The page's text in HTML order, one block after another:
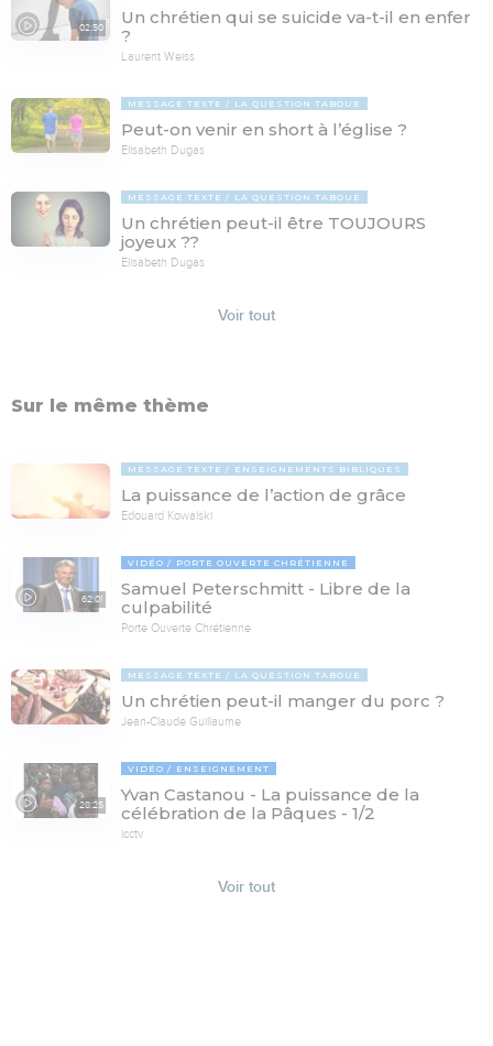
02:50
Un chrétien qui se suicide va-t-il en enfer
?
Laurent Weiss
MESSAGE TEXTE LA QUESTION TABOUE
Peut-on venir en short à l’église ?
Elisabeth Dugas
MESSAGE TEXTE LA QUESTION TABOUE
Un chrétien peut-il être TOUJOURS
joyeux ??
Elisabeth Dugas
Voir tout
Sur le même thème
MESSAGE TEXTE ENSEIGNEMENTS BIBLIQUES
La puissance de l’action de grâce
Edouard Kowalski
62:01
VIDÉO PORTE OUVERTE CHRÉTIENNE
Samuel Peterschmitt - Libre de la
culpabilité
Porte Ouverte Chrétienne
MESSAGE TEXTE LA QUESTION TABOUE
Un chrétien peut-il manger du porc ?
Jean-Claude Guillaume
28:25
VIDÉO ENSEIGNEMENT
Yvan Castanou - La puissance de la
célébration de la Pâques - 1/2
icctv
Voir tout